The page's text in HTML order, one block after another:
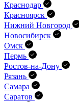
Краснодар
Красноярск
Нижний Новгород
Новосибирск
Омск
Пермь
Ростов-на-Дону
Рязань
Самара
Саратов